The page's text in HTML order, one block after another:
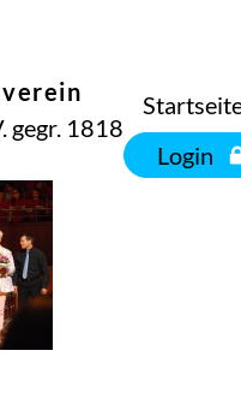
gegr. 1818
Login